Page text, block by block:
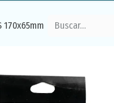
170x65mm